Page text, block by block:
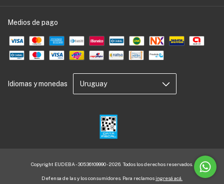
Medios de pago
Idiomas y monedas
Copyright EUDEBA - 30536109990 - 2026. Todos los derechos reservados.
Defensa de las y los consumidores. Para reclamos ingresá acá.